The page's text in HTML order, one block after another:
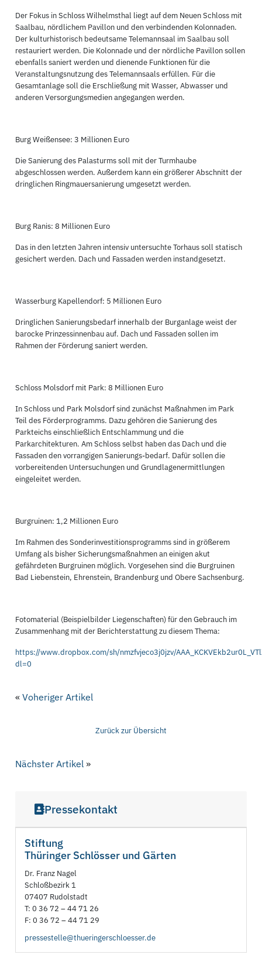
Der Fokus in Schloss Wilhelmsthal liegt auf dem Neuen Schloss mit
Saalbau, nördlichem Pavillon und den verbindenden Kolonnaden.
Der kulturhistorisch bedeutsame Telemannsaal im Saalbau soll
restauriert werden. Die Kolonnade und der nördliche Pavillon sollen
ebenfalls saniert werden und dienende Funktionen für die
Veranstaltungsnutzung des Telemannsaals erfüllen. Für die
Gesamtanlage soll die Erschließung mit Wasser, Abwasser und
anderen Versorgungsmedien angegangen werden.
Burg Weißensee: 3 Millionen Euro
Die Sanierung des Palasturms soll mit der Turmhaube
abgeschlossen werden. Außerdem kann ein größerer Abschnitt der
dringlichen Ringmauersanierung umgesetzt werden.
Burg Ranis: 8 Millionen Euro
Das in den letzten Jahren intensiv untersuchte Torhaus soll statisch
gesichert werden. Dach und Fassaden werden instandgesetzt.
Wasserburg Kapellendorf: 5 Millionen Euro
Dringlichen Sanierungsbedarf innerhalb der Burganlage weist der
barocke Prinzessinnenbau auf. Dach und Fassaden sollen im
Rahmen der Förderung saniert werden.
Schloss Molsdorf mit Park: 8 Millionen Euro
In Schloss und Park Molsdorf sind zunächst Maßnahmen im Park
Teil des Förderprogramms. Dazu gehören die Sanierung des
Parkteichs einschließlich Entschlammung und die
Parkarchitekturen. Am Schloss selbst haben das Dach und die
Fassaden den vorrangigen Sanierungs-bedarf. Dafür sollen die
vorbereitenden Untersuchungen und Grundlagenermittlungen
eingeleitet werden.
Burgruinen: 1,2 Millionen Euro
Im Rahmen des Sonderinvestitionsprogramms sind in größerem
Umfang als bisher Sicherungsmaßnahmen an einigen akut
gefährdeten Burgruinen möglich. Vorgesehen sind die Burgruinen
Bad Liebenstein, Ehrenstein, Brandenburg und Obere Sachsenburg.
Fotomaterial (Beispielbilder Liegenschaften) für den Gebrauch im
Zusammenhang mit der Berichterstattung zu diesem Thema:
https://www.dropbox.com/sh/nmzfvjeco3j0jzv/
dl=0
«Voheriger Artikel
Zurück zur Übersicht
Nächster Artikel »
Pressekontakt
Stiftung
Thüringer Schlösser und Gärten
Dr. Franz Nagel
Schloßbezirk 1
07407 Rudolstadt
T: 0 36 72 – 44 71 26
F: 0 36 72 – 44 71 29
pressestelle@thueringerschloesser.de